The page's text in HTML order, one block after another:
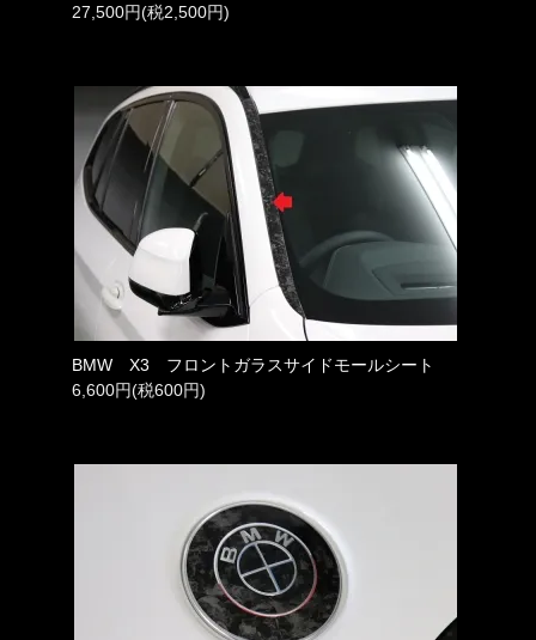
27,500円(税2,500円)
BMW X3 フロントガラスサイドモールシート
6,600円(税600円)